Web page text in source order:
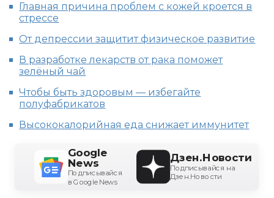
Главная причина проблем с кожей кроется в
стрессе
От депрессии защитит физическое развитие
В разработке лекарств от рака поможет
зелёный чай
Чтобы быть здоровым — избегайте
полуфабрикатов
Высококалорийная еда снижает иммунитет
Google
News
Подписывайся
в Google News
Дзен.Новости
Подписывайся на
Дзен.Новости